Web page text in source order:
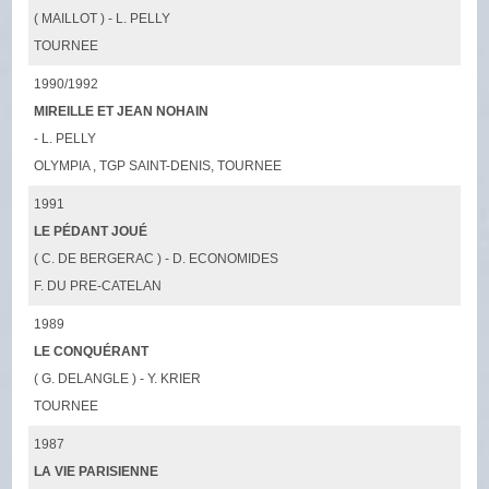
( MAILLOT ) - L. PELLY
TOURNEE
1990/1992
MIREILLE ET JEAN NOHAIN
- L. PELLY
OLYMPIA , TGP SAINT-DENIS, TOURNEE
1991
LE PÉDANT JOUÉ
( C. DE BERGERAC ) - D. ECONOMIDES
F. DU PRE-CATELAN
1989
LE CONQUÉRANT
( G. DELANGLE ) - Y. KRIER
TOURNEE
1987
LA VIE PARISIENNE